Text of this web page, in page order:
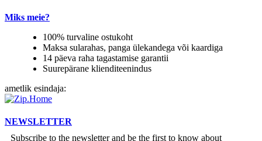
Miks meie?
100% turvaline ostukoht
Maksa sularahas, panga ülekandega või kaardiga
14 päeva raha tagastamise garantii
Suurepärane klienditeenindus
ametlik esindaja:
NEWSLETTER
Subscribe to the newsletter and be the first to know about